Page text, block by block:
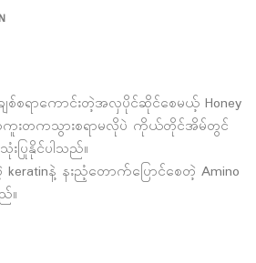
ချစ်စရာကောင်းတဲ့အလှပိုင်ဆိုင်စေမယ့် Honey
ကူးတကသွားစရာမလိုပဲ ကိုယ်တိုင်အိမ်တွင်
ပြုနိုင်ပါသည်။
နဲ့ နးညံ့တောက်ပြောင်စေတဲ့ Amino
။